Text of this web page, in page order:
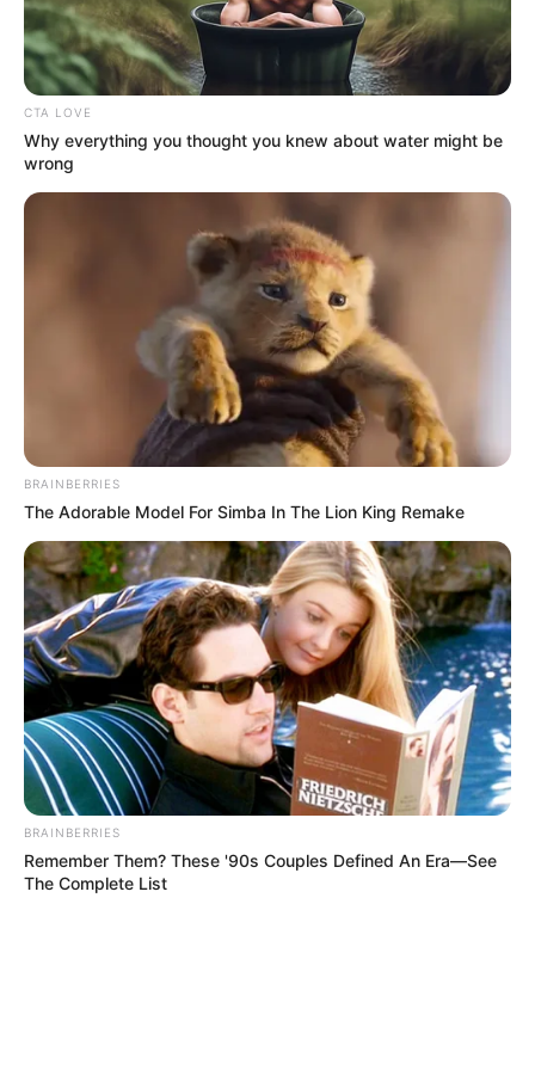
CTA LOVE
Why everything you thought you knew about water might be
wrong
BRAINBERRIES
The Adorable Model For Simba In The Lion King Remake
BRAINBERRIES
Remember Them? These '90s Couples Defined An Era—See
The Complete List